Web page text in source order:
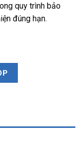
quy trình bảo
đúng hạn.